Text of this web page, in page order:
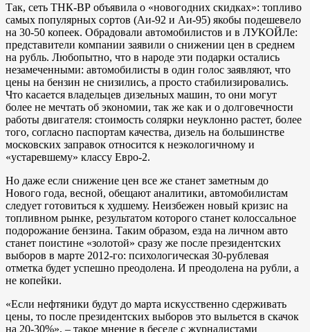
Так, сеть ТНК-ВР объявила о «новогодних скидках»: топливо
самых популярных сортов (Аи-92 и Аи-95) якобы подешевело
на 30-50 копеек. Обрадовали автомобилистов и в ЛУКОЙЛе:
представители компании заявили о снижении цен в среднем
на рубль. Любопытно, что в народе эти подарки остались
незамеченными: автомобилисты в один голос заявляют, что
цены на бензин не снизились, а просто стабилизировались.
Что касается владельцев дизельных машин, то они могут
более не мечтать об экономии, так же как и о долговечности
работы двигателя: стоимость солярки неуклонно растет, более
того, согласно паспортам качества, дизель на большинстве
московских заправок относится к неэкологичному и
«устаревшему» классу Евро-2.
Но даже если снижение цен все же станет заметным до
Нового года, весной, обещают аналитики, автомобилистам
следует готовиться к худшему. Неизбежен новый кризис на
топливном рынке, результатом которого станет колоссальное
подорожание бензина. Таким образом, езда на личном авто
станет поистине «золотой» сразу же после президентских
выборов в марте 2012-го: психологическая 30-рублевая
отметка будет успешно преодолена. И преодолена на рубли, а
не копейки.
«Если нефтяники будут до марта искусственно сдерживать
цены, то после президентских выборов это выльется в скачок
на 20-30%», – такое мнение в беседе с журналистами